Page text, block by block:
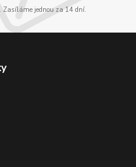
Zasíláme jednou za 14 dní.